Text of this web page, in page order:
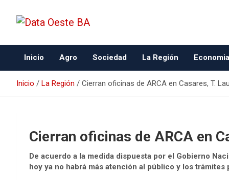
Data Oeste BA
Inicio Agro Sociedad La Región Economia
Inicio La Región Cierran oficinas de ARCA en Casares, T.
Cierran oficinas de ARCA en
De acuerdo a la medida dispuesta por el Gobierno
hoy ya no habrá más atención al público y los